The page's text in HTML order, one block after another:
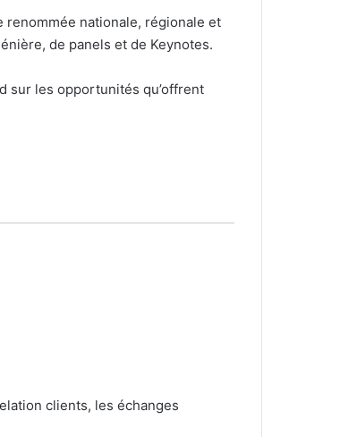
nationale, régionale et
de panels et de Keynotes.
sur les opportunités qu’offrent
clients, les échanges